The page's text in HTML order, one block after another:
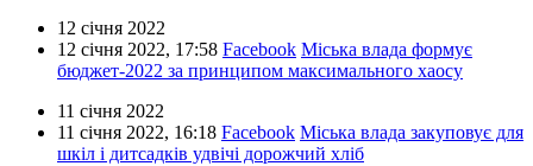
12 січня 2022
12 січня 2022, 17:58 Facebook Міська влада формує
бюджет-2022 за принципом максимального хаосу
11 січня 2022
11 січня 2022, 16:18 Facebook Міська влада закуповує для
шкіл і дитсадків удвічі дорожчий хліб